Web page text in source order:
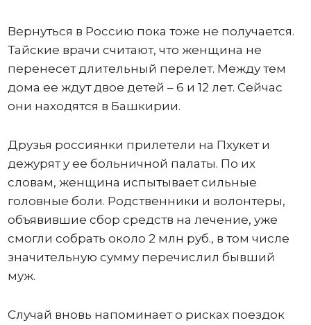
Вернуться в Россию пока тоже не получается.
Тайские врачи считают, что женщина не
перенесет длительный перелет. Между тем
дома ее ждут двое детей – 6 и 12 лет. Сейчас
они находятся в Башкирии.
Друзья россиянки прилетели на Пхукет и
дежурят у ее больничной палаты. По их
словам, женщина испытывает сильные
головные боли. Родственники и волонтеры,
объявившие сбор средств на лечение, уже
смогли собрать около 2 млн руб., в том числе
значительную сумму перечислил бывший
муж.
Случай вновь напоминает о рисках поездок